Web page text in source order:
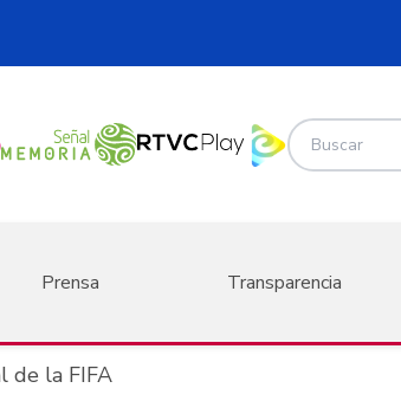
Prensa Transparencia
de la FIFA